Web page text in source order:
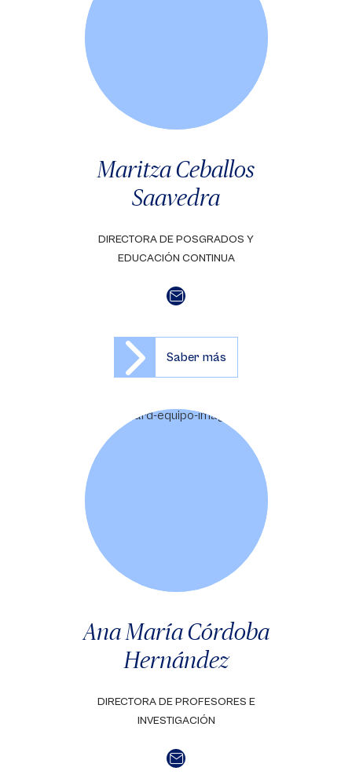
Maritza Ceballos
Saavedra
DIRECTORA DE POSGRADOS Y
EDUCACIÓN CONTINUA
Saber más
Ana María Córdoba
Hernández
DIRECTORA DE PROFESORES E
INVESTIGACIÓN